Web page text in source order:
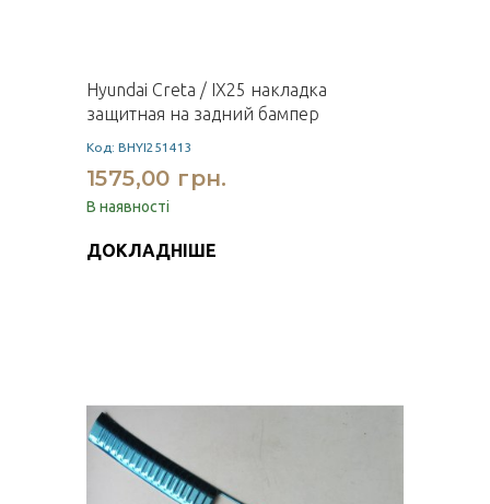
Hyundai Creta / IX25 накладка
защитная на задний бампер
Код: BHYI251413
1575,00 грн.
В наявності
ДОКЛАДНІШЕ